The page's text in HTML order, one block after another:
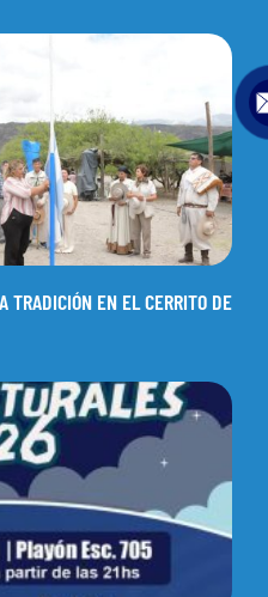
TRADICIÓN EN EL CERRITO DE